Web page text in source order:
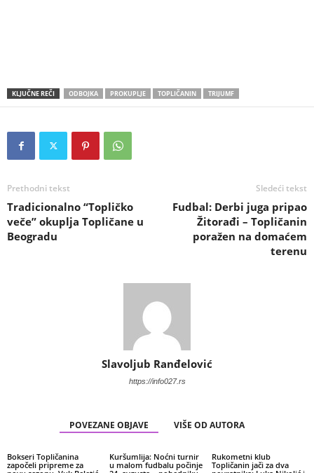
KLJUČNE REČI ODBOJKA PROKUPLJE TOPLIČANIN TRIJUMF
Prethodni tekst
Tradicionalno “Topličko
veče” okuplja Topličane u
Beogradu
Sledeći tekst
Fudbal: Derbi juga pripao
Žitorađi – Topličanin
poražen na domaćem
terenu
Slavoljub Ranđelović
https://info027.rs
POVEZANE OBJAVE VIŠE OD AUTORA
Bokseri Topličanina
započeli pripreme za
Kuršumlija: Noćni turnir
u malom fudbalu počinje
Rukometni klub
Topličanin jači za dva